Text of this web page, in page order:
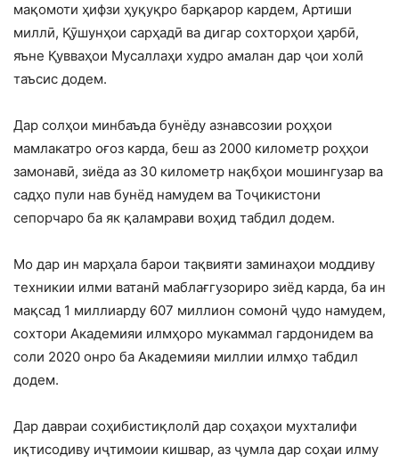
мақомоти ҳифзи ҳуқуқро барқарор кардем, Артиши
миллӣ, Қӯшунҳои сарҳадӣ ва дигар сохторҳои ҳарбӣ,
яъне Қувваҳои Мусаллаҳи худро амалан дар ҷои холӣ
таъсис додем.
Дар солҳои минбаъда бунёду азнавсозии роҳҳои
мамлакатро оғоз карда, беш аз 2000 километр роҳҳои
замонавӣ, зиёда аз 30 километр нақбҳои мошингузар ва
садҳо пули нав бунёд намудем ва Тоҷикистони
сепорчаро ба як қаламрави воҳид табдил додем.
Мо дар ин марҳала барои тақвияти заминаҳои моддиву
техникии илми ватанӣ маблағгузориро зиёд карда, ба ин
мақсад 1 миллиарду 607 миллион сомонӣ ҷудо намудем,
сохтори Академияи илмҳоро мукаммал гардонидем ва
соли 2020 онро ба Академияи миллии илмҳо табдил
додем.
Дар давраи соҳибистиқлолӣ дар соҳаҳои мухталифи
иқтисодиву иҷтимоии кишвар, аз ҷумла дар соҳаи илму